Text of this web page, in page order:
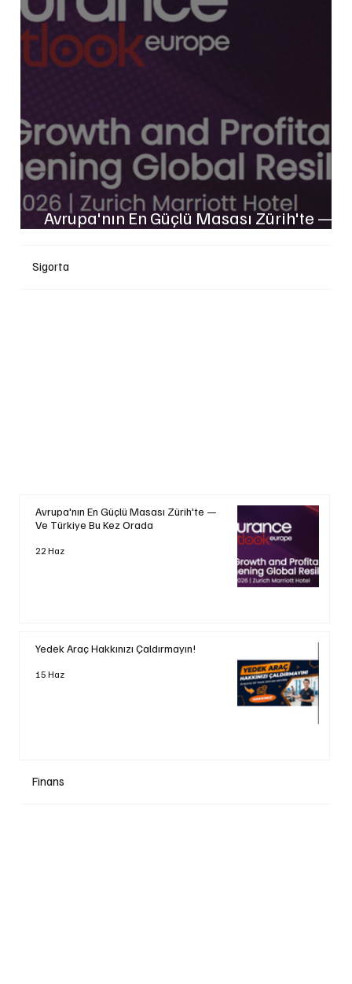
Avrupa'nın En Güçlü Masası Zürih'te —
Sigorta
Avrupa'nın En Güçlü Masası Zürih'te —
Ve Türkiye Bu Kez Orada
22 Haz
Yedek Araç Hakkınızı Çaldırmayın!
15 Haz
Finans